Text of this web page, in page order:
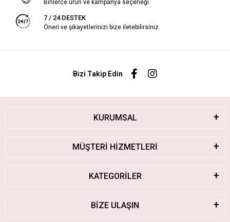
Binlerce ürün ve kampanya seçeneği
7 / 24 DESTEK
Öneri ve şikayetlerinizi bize iletebilirsiniz.
Bizi Takip Edin
KURUMSAL
MÜŞTERİ HİZMETLERİ
KATEGORİLER
BİZE ULAŞIN